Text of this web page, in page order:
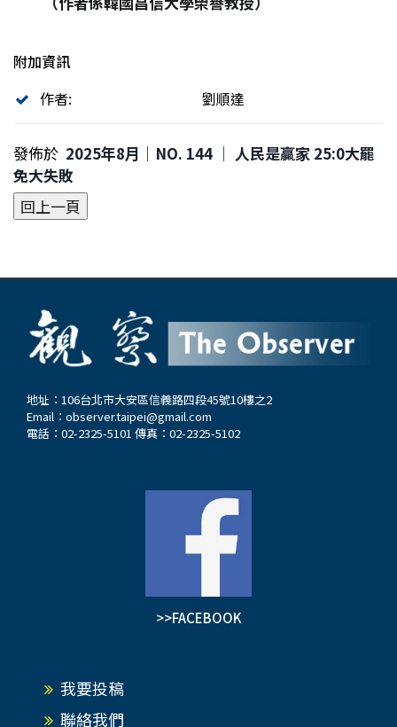
附加資訊
作者:
劉順達
發佈於 2025年8月｜NO. 144 │ 人民是贏家 25:0大罷
免大失敗
地址：106台北市大安區信義路四段45號10樓之2
Email： observer.taipei@gmail.com
電話：02-2325-5101 傳真：02-2325-5102
>>FACEBOOK
我要投稿
聯絡我們